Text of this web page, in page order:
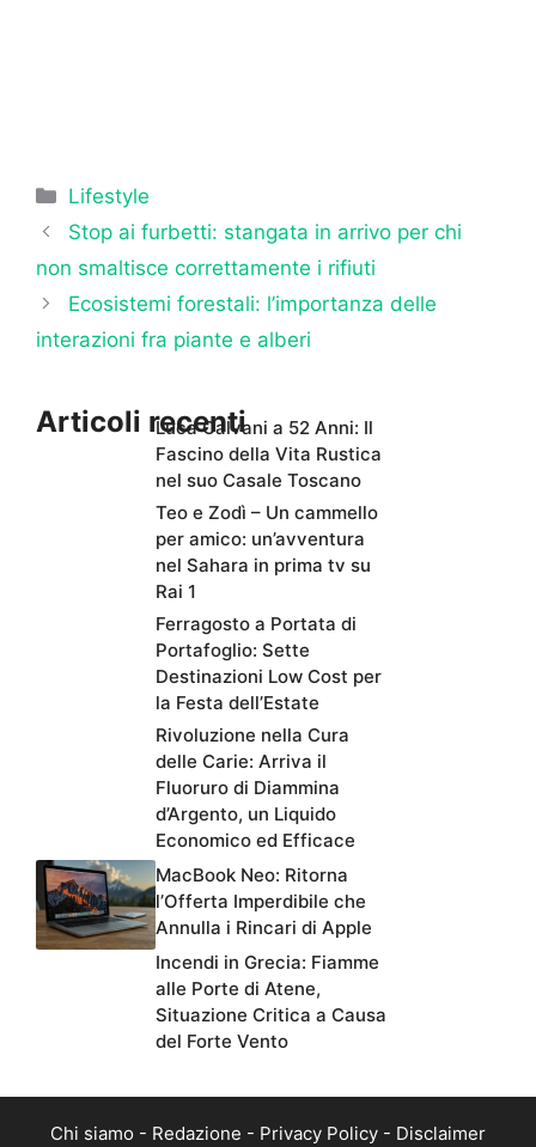
Categorie
Lifestyle
Stop ai furbetti: stangata in arrivo per chi
non smaltisce correttamente i rifiuti
Ecosistemi forestali: l’importanza delle
interazioni fra piante e alberi
Articoli recentiLuca Calvani a 52 Anni: Il
Fascino della Vita Rustica
nel suo Casale Toscano
Teo e Zodì – Un cammello
per amico: un’avventura
nel Sahara in prima tv su
Rai 1
Ferragosto a Portata di
Portafoglio: Sette
Destinazioni Low Cost per
la Festa dell’Estate
Rivoluzione nella Cura
delle Carie: Arriva il
Fluoruro di Diammina
d’Argento, un Liquido
Economico ed Efficace
MacBook Neo: Ritorna
l’Offerta Imperdibile che
Annulla i Rincari di Apple
Incendi in Grecia: Fiamme
alle Porte di Atene,
Situazione Critica a Causa
del Forte Vento
Chi siamo - Redazione - Privacy Policy - Disclaimer